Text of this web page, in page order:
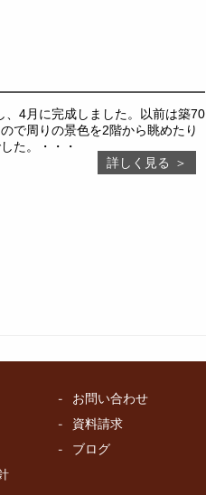
、4月に完成しました。以前は築70
で周りの景色を2階から眺めたり
た。・・・
詳しく見る
お問い合わせ
資料請求
ブログ